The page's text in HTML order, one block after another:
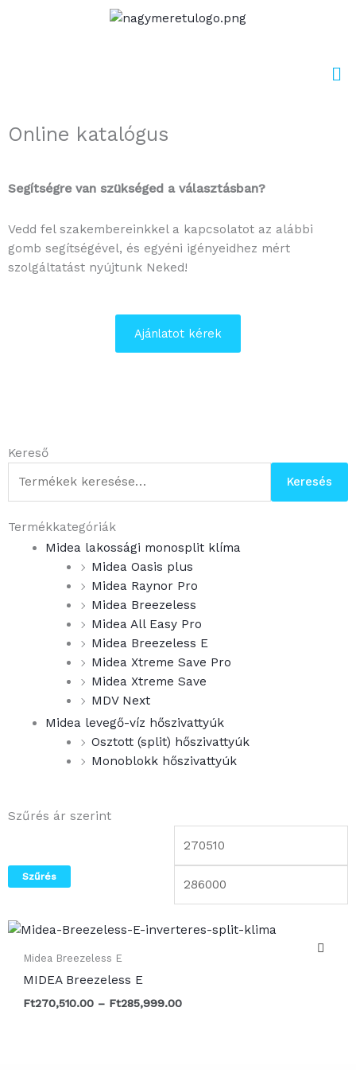
Online katalógus
Segítségre van szükséged a választásban?
Vedd fel szakembereinkkel a kapcsolatot az alábbi
gomb segítségével, és egyéni igényeidhez mért
szolgáltatást nyújtunk Neked!
Ajánlatot kérek
Kereső
Keresés
következőre:
Keresés
Termékkategóriák
Midea lakossági monosplit klíma
Midea Oasis plus
Midea Raynor Pro
Midea Breezeless
Midea All Easy Pro
Midea Breezeless E
Midea Xtreme Save Pro
Midea Xtreme Save
MDV Next
Midea levegő-víz hőszivattyúk
Osztott (split) hőszivattyúk
Monoblokk hőszivattyúk
Szűrés ár szerint
Szűrés
Midea Breezeless E
MIDEA Breezeless E
Ft270,510.00 – Ft285,999.00
Ártartomány: